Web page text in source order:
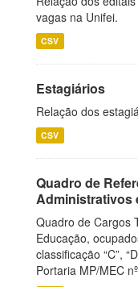
vagas na Unifei.
CSV
Estagiários
Relação dos
CSV
Quadro de
Administrativos
Quadro de Cargos
Educação,
classificação “C”,
Portaria MP/MEC